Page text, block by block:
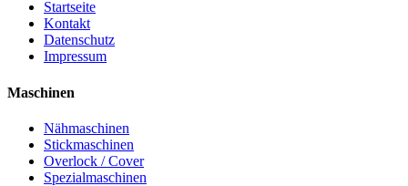
Startseite
Kontakt
Datenschutz
Impressum
Maschinen
Nähmaschinen
Stickmaschinen
Overlock / Cover
Spezialmaschinen